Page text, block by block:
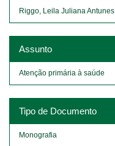
Riggo, Leila Juliana Antunes
Assunto
Atenção primária à saúde
Tipo de Documento
Monografia